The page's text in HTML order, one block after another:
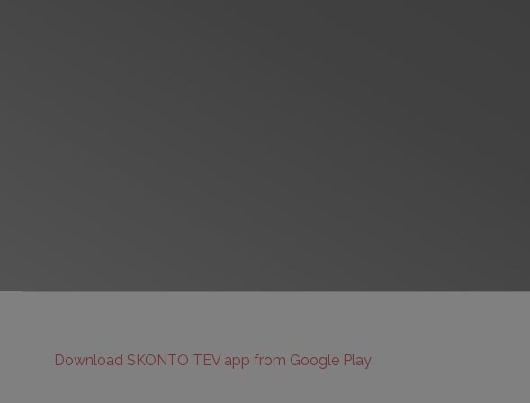
Download SKONTO TEV app from Google Play